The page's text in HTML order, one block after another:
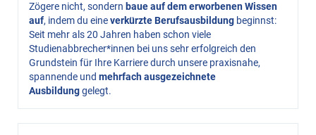
Zögere nicht, sondern baue auf dem erworbenen Wissen
auf, indem du eineverkürzte Berufsausbildung beginnst:
Seit mehr als 20 Jahren haben schon viele
Studienabbrecher*innen bei uns sehr erfolgreich den
Grundstein für Ihre Karriere durch unsere praxisnahe,
spannende und mehrfach ausgezeichnete
Ausbildunggelegt.